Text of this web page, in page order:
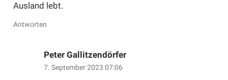
Ausland lebt.
Antworten
Peter Gallitzendörfer
7. September 2023 07:06